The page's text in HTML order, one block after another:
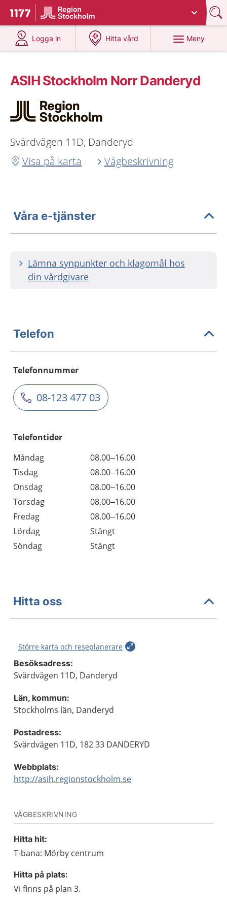
Till startsidan för 1177
Du har valt region
Logga in
på 1177.se
Hitta vård
på 1177.se
Meny
ASIH Stockholm Norr Danderyd
Svärdvägen 11D, Danderyd
Visa på karta
Vägbeskrivning
Våra e-tjänster
Lämna synpunkter och klagomål hos
din vårdgivare
Telefon
Telefonnummer
08-123 477 03
Telefontider
Måndag
08.00–16.00
Tisdag
08.00–16.00
Onsdag
08.00–16.00
Torsdag
08.00–16.00
Fredag
08.00–16.00
Lördag
Stängt
Söndag
Stängt
Hitta oss
Större karta och reseplanerare
Besöksadress:
Svärdvägen 11D, Danderyd
Län, kommun:
Stockholms län, Danderyd
Postadress:
Svärdvägen 11D, 182 33 DANDERYD
Webbplats:
http://asih.regionstockholm.se
VÄGBESKRIVNING
Hitta hit:
T-bana: Mörby centrum
Hitta på plats:
Vi finns på plan 3.